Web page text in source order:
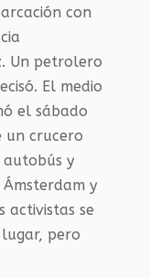
con
Un petrolero
El medio
el sábado
un crucero
autobús y
y
activistas se
pero